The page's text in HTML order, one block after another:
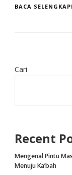
BACA
Cari
Recent
Mengenal Pintu
Menuju Ka’bah